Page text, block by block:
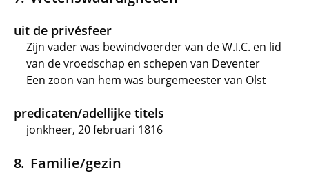
uit de privésfeer
Zijn vader was bewindvoerder van de W.I.C. en lid
van de vroedschap en schepen van Deventer
Een zoon van hem was burgemeester van Olst
predicaten/adellijke titels
jonkheer, 20 februari 1816
Familie/gezin